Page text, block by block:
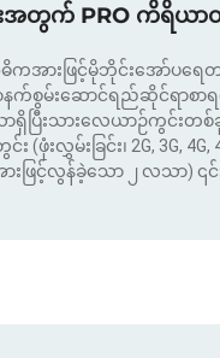
းအတွက် PRO ကိရိယာ
းဖြင့်မိုဘိုင်းအော်ပရေ
စွမ်းဆောင်ရည်ဆိုင်ရာစာရင်
ရှိပြီးသားလေယာဉ်ကွင်း
းလွှမ်းခြင်း၊ 2G, 3G, 4G,
အားဖြင့်လွန်ခဲ့သော ၂ လသာ)